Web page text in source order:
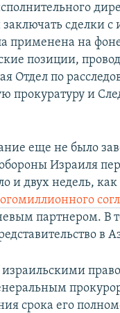
сделки
применена на
позиции,
Отдел по
прокуратуру и
еще не было
Израиля
и двух недель, как
партнером. В
в
израильскими
срока его